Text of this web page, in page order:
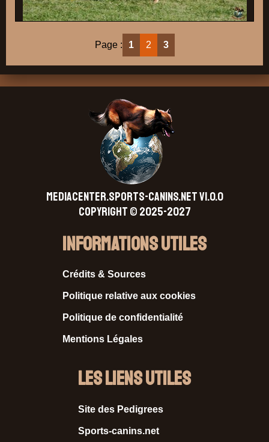
Page : 1 2 3
MEDIACENTER.SPORTS-CANINS.NET V1.0.0
Copyright © 2025-2027
Informations Utiles
Crédits & Sources
Politique relative aux cookies
Politique de confidentialité
Mentions Légales
Les liens utiles
Site des Pedigrees
Sports-canins.net